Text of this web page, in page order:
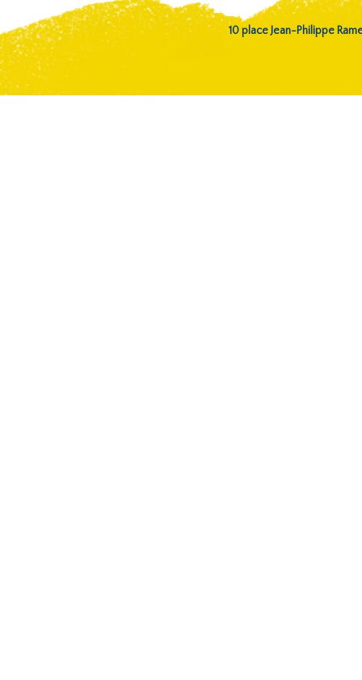
10 place Jean-Philippe